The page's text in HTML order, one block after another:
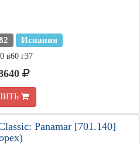
Испания
в60 г37
Panamar [701.140]